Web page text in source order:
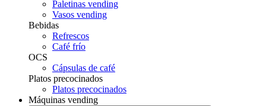
Paletinas vending
Vasos vending
Bebidas
Refrescos
Café frío
OCS
Cápsulas de café
Platos precocinados
Platos precocinados
Máquinas vending